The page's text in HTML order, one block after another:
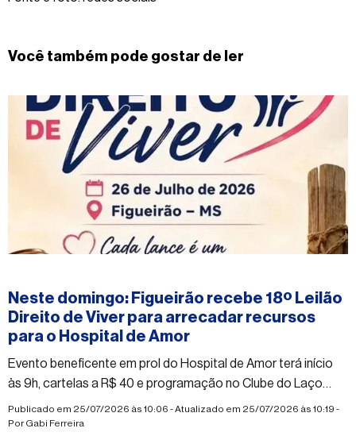
Você também pode gostar de ler
Neste domingo: Figueirão recebe 18º Leilão
Direito de Viver para arrecadar recursos
para o Hospital de Amor
Evento beneficente em prol do Hospital de Amor terá início
às 9h, cartelas a R$ 40 e programação no Clube do Laço
Rancho dos Tropeiros
Publicado em 25/07/2026 às 10:06 - Atualizado em 25/07/2026 às 10:19 -
PorGabi Ferreira